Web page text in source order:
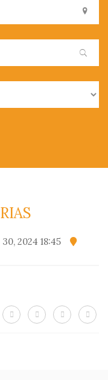
PRODUCTOS
2024 18:45